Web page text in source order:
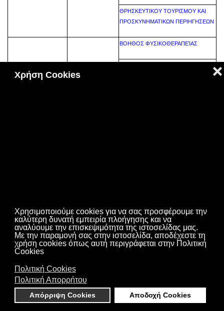
Χρήση Cookies
Χρησιμοποιούμε cookies για να σας προσφέρουμε την
καλύτερη δυνατή εμπειρία πλοήγησης και να
αναλύουμε την επισκεψιμότητα της ιστοσελίδας μας.
Με την παραμονή σας στην ιστοσελίδα, αποδέχεστε τη
χρήση cookies όπως αυτή περιγράφεται στην Πολιτική
Cookies
Πολιτική Cookies
Πολιτική Απορρήτου
Απόρριψη Cookies Αποδοχή Cookies
❌
ΘΡΗΣΚΕΥΤΙΚΟΥ ΤΟΥΡΙΣΜΟΥ ΚΑΙ
ΠΡΟΣΚΥΝΗΜΑΤΙΚΩΝ ΠΕΡΙΗΓΗΣΕΩΝ
ΥΓΕΙΑΣ ΚΑΙ
ΠΡΟΝΟΙΑΣ
ΒΟΗΘΟΣ ΦΥΣΙΚΟΘΕΡΑΠΕΊΑΣ
ΒΟΗΘΟΣ ΝΟΣΗΛΕΥΤΙΚΗΣ ΓΕΝΙΚΗΣ
ΝΟΣΗΛΕΙΑΣ
ΑΣΘΕΝΟΦΟΡΟΥ